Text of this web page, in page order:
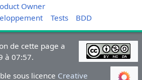
Owner
Tests BDD
de cette page a
à 07:57.
sous licence Creative